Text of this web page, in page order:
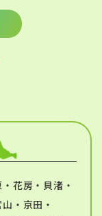
花房・貝渚・
・京田・